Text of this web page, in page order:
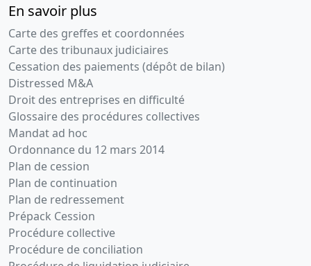
En savoir plus
Carte des greffes et coordonnées
Carte des tribunaux judiciaires
Cessation des paiements (dépôt de bilan)
Distressed M&A
Droit des entreprises en difficulté
Glossaire des procédures collectives
Mandat ad hoc
Ordonnance du 12 mars 2014
Plan de cession
Plan de continuation
Plan de redressement
Prépack Cession
Procédure collective
Procédure de conciliation